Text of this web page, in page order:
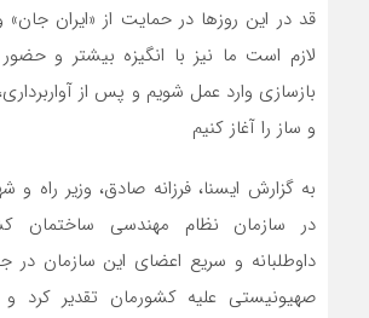
قد در این روزها در حمایت از «ایران جان»
لازم است ما نیز با انگیزه بیشتر و
بازسازی وارد عمل شویم و پس از
و ساز را آغاز کنیم
به گزارش ایسنا، فرزانه صادق، وزیر راه
در سازمان نظام مهندسی ساختمان
صهیونیستی علیه کشورمان تقدیر